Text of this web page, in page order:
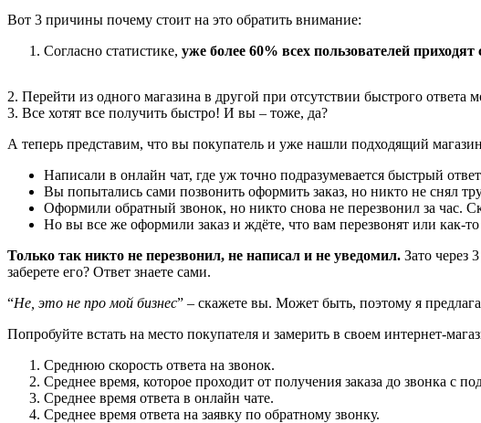
Вот 3 причины почему стоит на это обратить внимание:
Согласно статистике, уже более 60% всех пользователей
2. Перейти из одного магазина в другой при отсутствии быстрого ответа
3. Все хотят все получить быстро! И вы – тоже, да?
А теперь представим, что вы покупатель и уже нашли подходящий
Написали в онлайн чат, где уж точно подразумевается быстрый
Вы попытались сами позвонить оформить заказ, но никто не снял
Оформили обратный звонок, но никто снова не перезвонил за час.
Но вы все же оформили заказ и ждёте, что вам перезвонят или как-
Только так никто не перезвонил, не написал и не уведомил. Зато через
заберете его? Ответ знаете сами.
“Не, это не про мой бизнес” – скажете вы. Может быть, поэтому я
Попробуйте встать на место покупателя и замерить в своем интернет-
Среднюю скорость ответа на звонок.
Среднее время, которое проходит от получения заказа до звонка с
Среднее время ответа в онлайн чате.
Среднее время ответа на заявку по обратному звонку.